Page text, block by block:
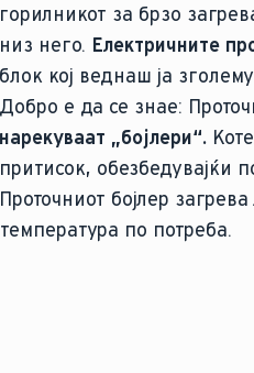
горилникот за брзо
низ него. Електричните
блок кој веднаш ја
Добро е да се знае:
нарекуваат „бојлери“.
притисок, обезбедувајќи
Проточниот бојлер
температура по потреба.